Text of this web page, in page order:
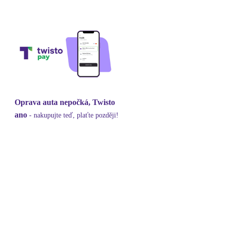
Oprava auta nepočká, Twisto
ano - nakupujte teď, plaťte později!